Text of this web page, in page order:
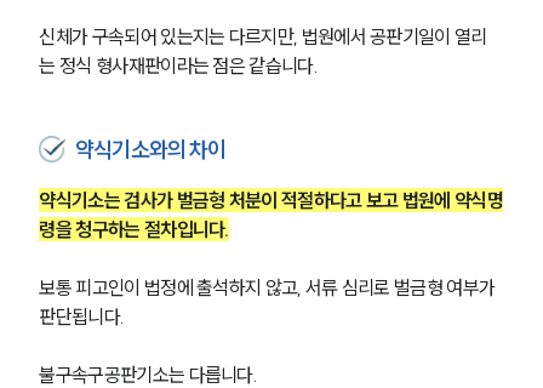
신체가 구속되어 있는지는 다르지만, 법원에서 공판기일이 열리
는 정식 형사재판이라는 점은 같습니다.
약식기소와의 차이
약식기소는 검사가 벌금형 처분이 적절하다고 보고 법원에 약식명
령을 청구하는 절차입니다.
보통 피고인이 법정에 출석하지 않고, 서류 심리로 벌금형 여부가
판단됩니다.
불구속구공판기소는 다릅니다.